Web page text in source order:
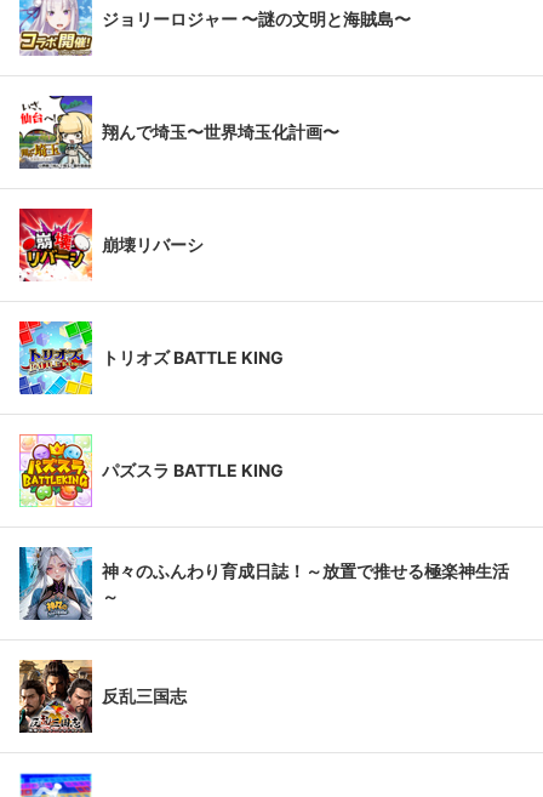
ジョリーロジャー 〜謎の文明と海賊島〜
翔んで埼玉〜世界埼玉化計画〜
崩壊リバーシ
トリオズ BATTLE KING
パズスラ BATTLE KING
神々のふんわり育成日誌！～放置で推せる極楽神生活
～
反乱三国志